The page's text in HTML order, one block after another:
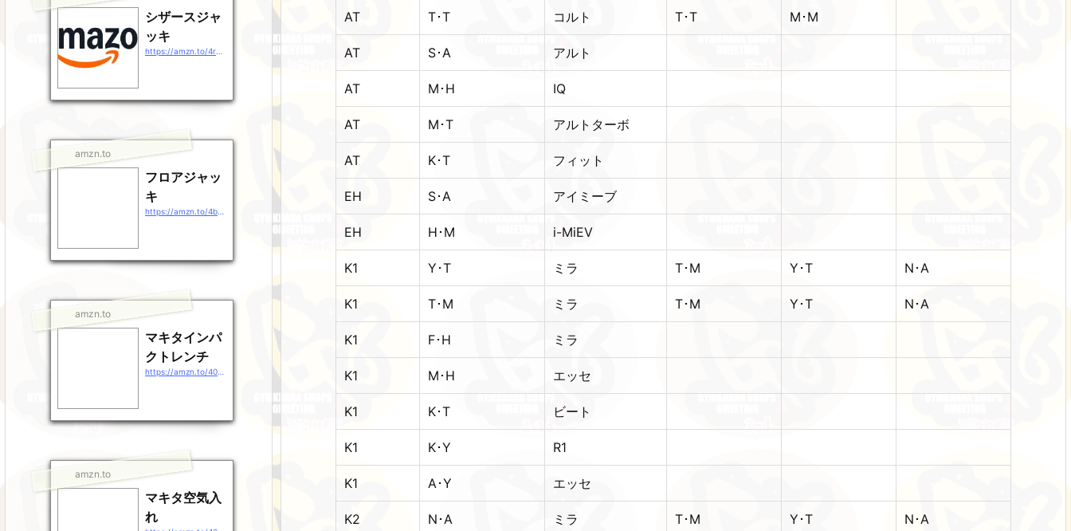
AT T･T コルト T･T M･M
AT S･A アルト
AT M･H IQ
AT M･T アルトターボ
AT K･T フィット
EH S･A アイミーブ
EH H･M i-MiEV
K1 Y･T ミラ T･M Y･T N･A
K1 T･M ミラ T･M Y･T N･A
K1 F･H ミラ
K1 M･H エッセ
K1 K･T ビート
K1 K･Y R1
K1 A･Y エッセ
K2 N･A ミラ T･M Y･T N･A
シザースジャ
ッキ
amzn.to
フロアジャッ
キ
amzn.to
マキタインパ
クトレンチ
amzn.to
マキタ空気入
れ